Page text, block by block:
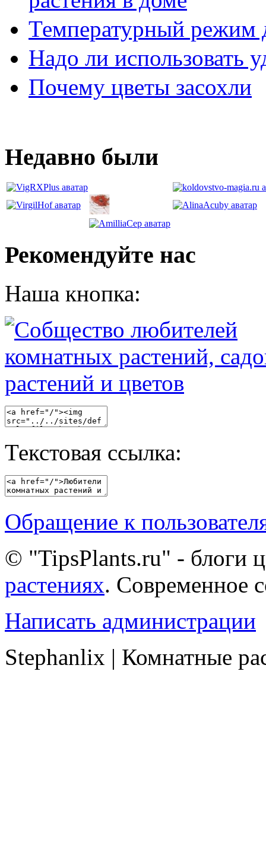
Температурный режим
Надо ли использовать
Почему цветы засохли
Недавно были
Рекомендуйте нас
Наша кнопка:
Текстовая ссылка:
Обращение к
© "TipsPlants.ru" - блоги
растениях. Современное
Написать администрации
Stephanlix | Комнатные